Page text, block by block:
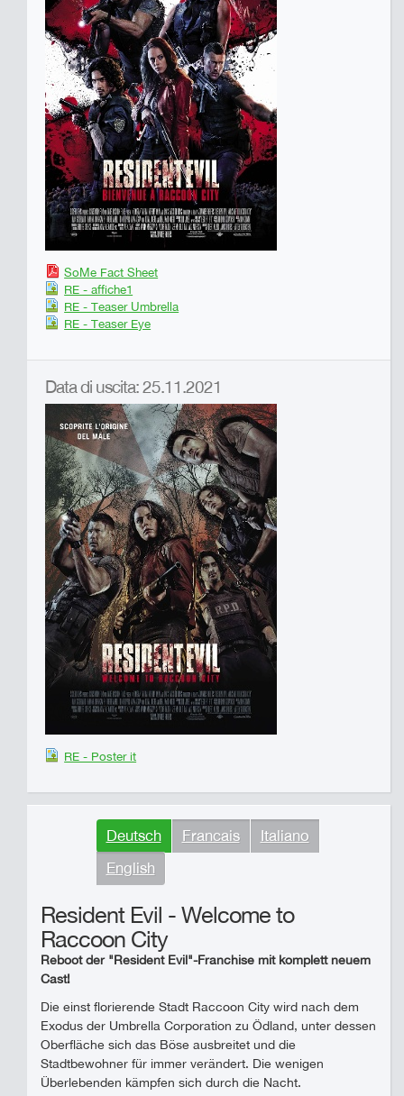
SoMe Fact Sheet
RE - affiche1
RE - Teaser Umbrella
RE - Teaser Eye
Data di uscita: 25.11.2021
RE - Poster it
Deutsch Francais
Italiano
English
Resident Evil - Welcome to
Raccoon City
Reboot der "Resident Evil"-Franchise mit komplett neuem
Cast!
Die einst florierende Stadt Raccoon City wird nach dem
Exodus der Umbrella Corporation zu Ödland, unter dessen
Oberfläche sich das Böse ausbreitet und die
Stadtbewohner für immer verändert. Die wenigen
Überlebenden kämpfen sich durch die Nacht.